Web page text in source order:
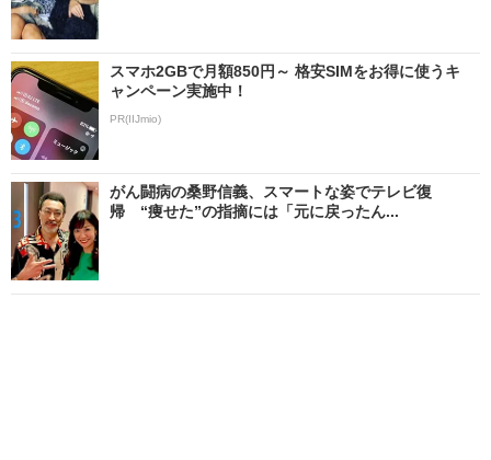
スマホ2GBで月額850円～ 格安SIMをお得に使うキ
ャンペーン実施中！
PR(IIJmio)
がん闘病の桑野信義、スマートな姿でテレビ復
帰 “痩せた”の指摘には「元に戻ったん...